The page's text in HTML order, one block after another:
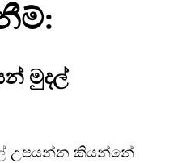
මුදල්
උපයන්න කියන්නේ